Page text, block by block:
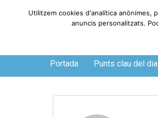
Divendres, 7 de agosto de 2026
Portada Punts clau del dia
Utilitzem cookies d'analítica anònimes,
anuncis personalitzats.